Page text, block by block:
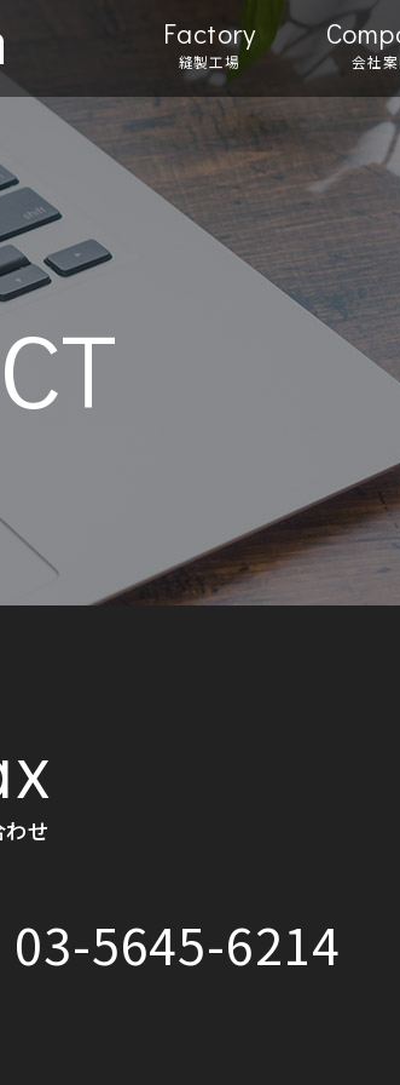
Factory
縫製工場 会社
わせ
03-5645-6214